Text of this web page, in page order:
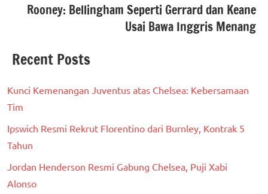
Rooney: Bellingham Seperti Gerrard dan Keane
Usai Bawa Inggris Menang
Recent Posts
Kunci Kemenangan Juventus atas Chelsea: Kebersamaan
Tim
Ipswich Resmi Rekrut Florentino dari Burnley, Kontrak 5
Tahun
Jordan Henderson Resmi Gabung Chelsea, Puji Xabi
Alonso